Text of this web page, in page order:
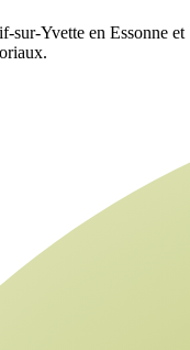
sur-Yvette en Essonne et